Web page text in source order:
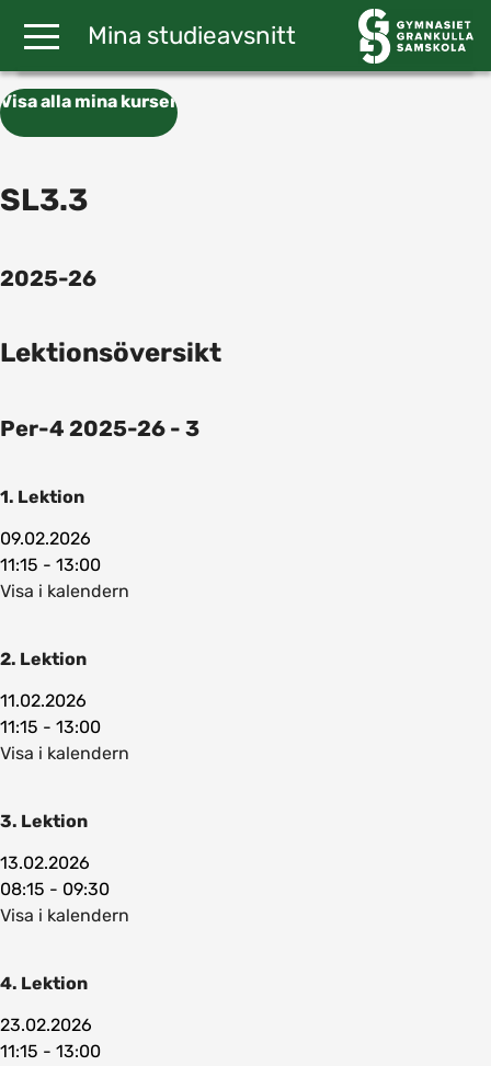
Mina studieavsnitt
Visa alla mina kurser
SL3.3
2025-26
Lektionsöversikt
Per-4 2025-26 - 3
1. Lektion
09.02.2026
11:15 - 13:00
Visa i kalendern
2. Lektion
11.02.2026
11:15 - 13:00
Visa i kalendern
3. Lektion
13.02.2026
08:15 - 09:30
Visa i kalendern
4. Lektion
23.02.2026
11:15 - 13:00